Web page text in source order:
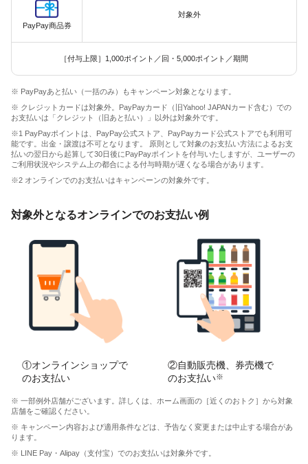
PayPay商品券
対象外
［付与上限］1,000ポイント／回・5,000ポイント／期間
※ PayPayあと払い（一括のみ）もキャンペーン対象となります。
※ クレジットカードは対象外。PayPayカード（旧Yahoo! JAPANカード含む）での
お支払いは「クレジット（旧あと払い）」以外は対象外です。
※1 PayPayポイントは、PayPay公式ストア、PayPayカード公式ストアでも利用可
能です。出金・譲渡は不可となります。 原則として対象のお支払い方法によるお支
払いの翌日から起算して30日後にPayPayポイントを付与いたしますが、ユーザーの
ご利用状況やシステム上の都合による付与時期が遅くなる場合があります。
※2 オンラインでのお支払いはキャンペーンの対象外です。
対象外となるオンラインでのお支払い例
①オンラインショップで
のお支払い
②自動販売機、券売機で
のお支払い※
※ 一部例外店舗がございます。詳しくは、ホーム画面の［近くのおトク］から対象
店舗をご確認ください。
※ キャンペーン内容および適用条件などは、予告なく変更または中止する場合があ
ります。
※ LINE Pay・Alipay（支付宝）でのお支払いは対象外です。